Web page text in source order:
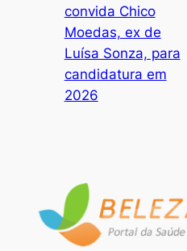
convida Chico
Moedas, ex de
Luísa Sonza, para
candidatura em
2026